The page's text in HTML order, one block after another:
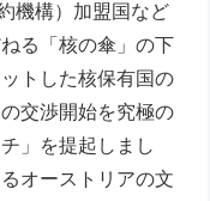
機構）加盟国など
る「核の傘」の下
トした核保有国の
交渉開始を究極の
」を提起しまし
オーストリアの文